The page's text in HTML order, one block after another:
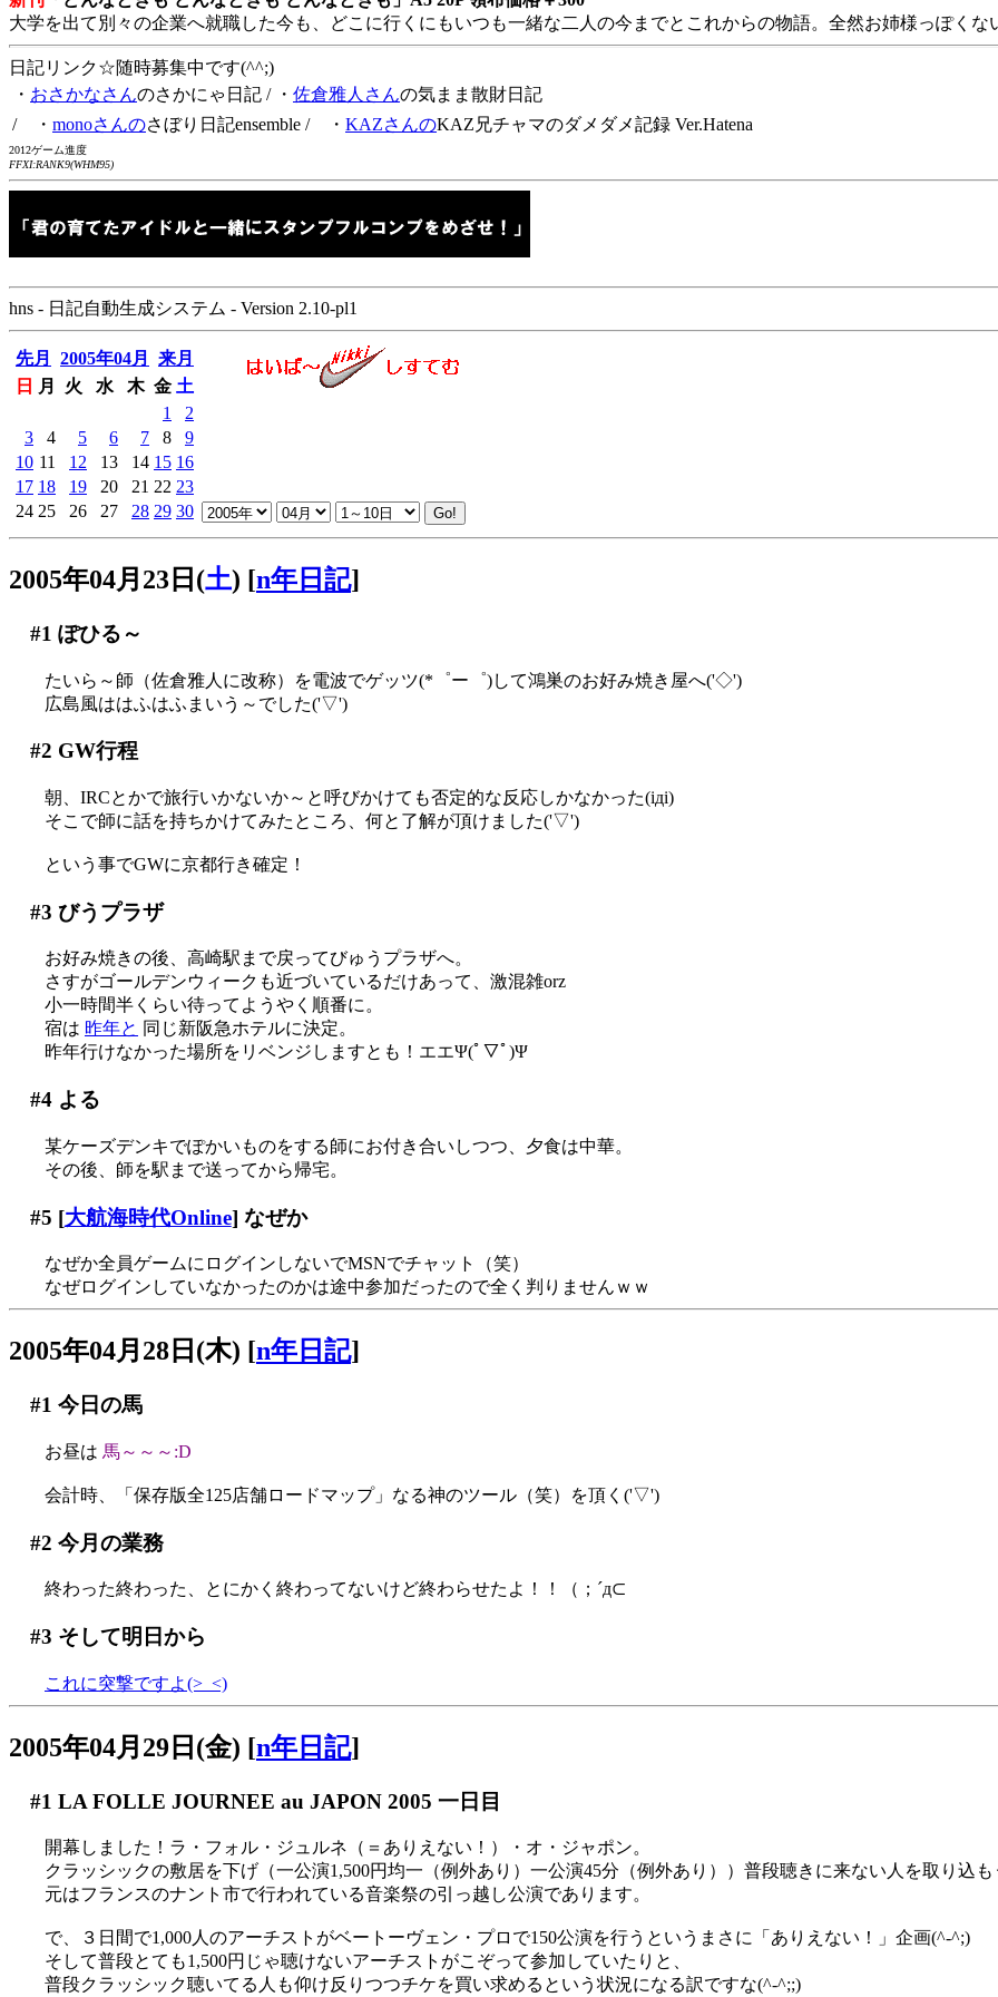
大学を出て別々の企業へ就職した今も、どこに行くにもいつも一緒な二人の今までとこれからの物語。全然お姉様っぽくな
日記リンク☆随時募集中です(^^;)
・ おさかなさんのさかにゃ日記 / ・ 佐倉雅人さんの気まま散財日記
/ ・ monoさんのさぼり日記ensemble / ・ KAZさんのKAZ兄チャマのダメダメ記録 Ver.Hatena
2012ゲーム進度
FFXI:RANK9(WHM95)
hns - 日記自動生成システム - Version 2.10-pl1
先月 2005年04月
来月
日
月 火 水 木 金 土
1
2
3
4 5 6 7 8
9
10 11 12 13 14 15 16
17 18 19 20 21 22 23
24 25 26 27 28 29 30
2005年04月23日(土) [n年日記]
#1 ぽひる～
たいら～師（佐倉雅人に改称）を電波でゲッツ(*゜ー゜)して鴻巣のお好み焼き屋へ('◇')ゞ
広島風ははふはふまいう～でした('▽')
#2 GW行程
朝、IRCとかで旅行いかないか～と呼びかけても否定的な反応しかなかった(iдi)
そこで師に話を持ちかけてみたところ、何と了解が頂けました('▽')
という事でGWに京都行き確定！
#3 びうプラザ
お好み焼きの後、高崎駅まで戻ってびゅうプラザへ。
さすがゴールデンウィークも近づいているだけあって、激混雑orz
小一時間半くらい待ってようやく順番に。
宿は 昨年と 同じ新阪急ホテルに決定。
昨年行けなかった場所をリベンジしますとも！エエΨ(ﾟ▽ﾟ)Ψ
#4よる
某ケーズデンキでぽかいものをする師にお付き合いしつつ、夕食は中華。
その後、師を駅まで送ってから帰宅。
#5 [大航海時代Online] なぜか
なぜか全員ゲームにログインしないでMSNでチャット（笑）
なぜログインしていなかったのかは途中参加だったので全く判りませんｗｗ
2005年04月28日(木) [n年日記]
#1 今日の馬
お昼は 馬～～～:D
会計時、「保存版全125店舗ロードマップ」なる神のツール（笑）を頂く('▽')
#2 今月の業務
終わった終わった、とにかく終わってないけど終わらせたよ！！（；´д⊂
#3 そして明日から
これに突撃ですよ(>_<)
2005年04月29日(金) [n年日記]
#1 LA FOLLE JOURNEE au JAPON 2005 一日目
開幕しました！ラ・フォル・ジュルネ（＝ありえない！）・オ・ジャポン。
クラッシックの敷居を下げ（一公演1,500円均一（例外あり）一公演45分（例外あり））普段聴きに来ない人を取り込
元はフランスのナント市で行われている音楽祭の引っ越し公演であります。
で、３日間で1,000人のアーチストがベートーヴェン・プロで150公演を行うというまさに「ありえない！」企画(^-^;)
そして普段とても1,500円じゃ聴けないアーチストがこぞって参加していたりと、
普段クラッシック聴いてる人も仰け反りつつチケを買い求めるという状況になる訳ですな(^-^;;)